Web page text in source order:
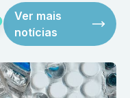
Ver mais
notícias